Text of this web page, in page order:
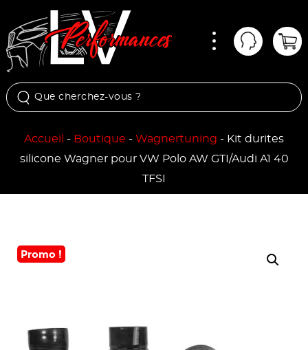
Mon
Accueil - Boutique - Wagnertuning - Kit durites
silicone Wagner pour VW Polo AW GTI/Audi A1 40
TFSI
Promo !